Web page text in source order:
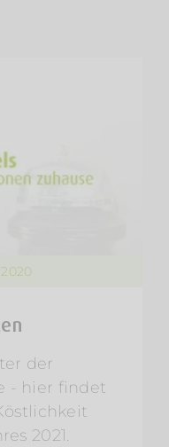
der
- hier findet
2021.